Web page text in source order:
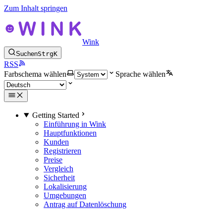
Zum Inhalt springen
Wink
SuchenStrgK
RSS
Farbschema wählen
Sprache wählen
Getting Started
Einführung in Wink
Hauptfunktionen
Kunden
Registrieren
Preise
Vergleich
Sicherheit
Lokalisierung
Umgebungen
Antrag auf Datenlöschung